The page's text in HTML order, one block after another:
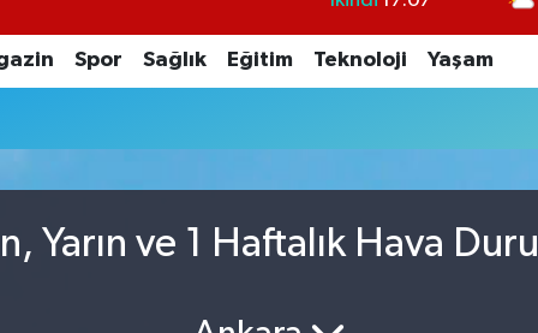
Spor Sağlık Eğitim Teknoloji Yaşam
Yarın ve 1 Haftalık Hava